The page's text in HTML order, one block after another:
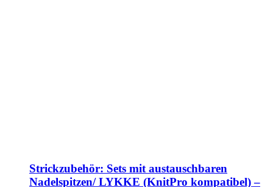
Strickzubehör: Sets mit austauschbaren
Nadelspitzen/ LYKKE (KnitPro kompatibel) –